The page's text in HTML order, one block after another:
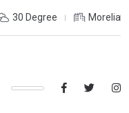
mañana
30 Degree Morelia